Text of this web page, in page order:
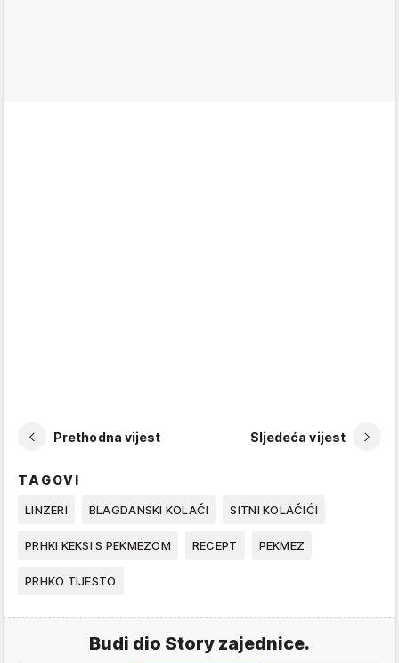
Prethodna vijest Sljedeća vijest
TAGOVI
LINZERI BLAGDANSKI KOLAČI SITNI KOLAČIĆI
PRHKI KEKSI S PEKMEZOM RECEPT PEKMEZ
PRHKO TIJESTO
Budi dio Story zajednice.